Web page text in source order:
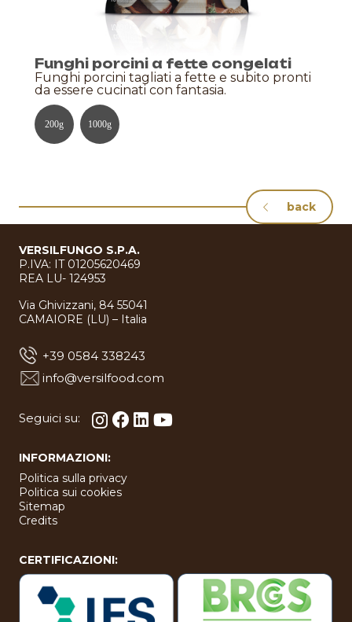
Funghi porcini a fette congelati
Funghi porcini tagliati a fette e subito pronti
da essere cucinati con fantasia.
200g 1000g
back
VERSILFUNGO S.P.A.
P.IVA: IT 01205620469
REA LU- 124953
Via Ghivizzani, 84 55041
CAMAIORE (LU) – Italia
+39 0584 338243
info@versilfood.com
Seguici su:
INFORMAZIONI:
Politica sulla privacy
Politica sui cookies
Sitemap
Credits
CERTIFICAZIONI: